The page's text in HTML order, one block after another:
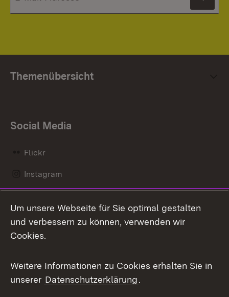
Themenübersicht
Social Media
Flickr
Instagram
Mastodon
Messenger
Social Wall
X / Twitter
Um unsere Webseite für Sie optimal gestalten
und verbessern zu können, verwenden wir
Cookies.
Weitere Informationen zu Cookies erhalten Sie in
unserer Datenschutzerklärung.